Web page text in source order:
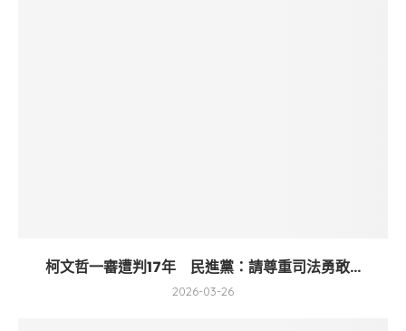
柯文哲一審遭判17年 民進黨：請尊重司法勇敢...
2026-03-26